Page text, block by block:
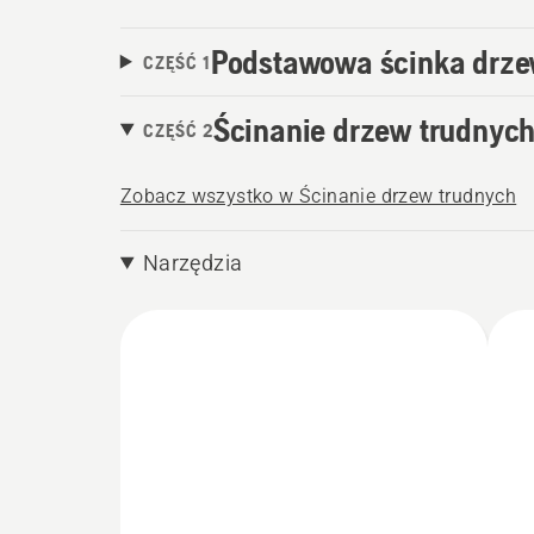
CZĘŚĆ 1Podstawowa ścinka
CZĘŚĆ 2Ścinanie drzew
Zobacz wszystko w Ścinanie drzew trudnych
Narzędzia